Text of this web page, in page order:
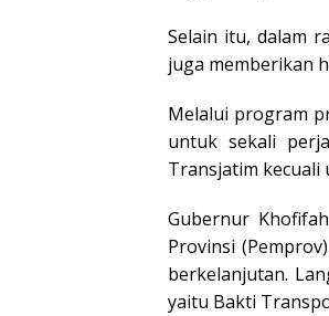
Selain itu, dalam
juga memberikan
Melalui program
untuk sekali
Transjatim kecuali
Gubernur
Provinsi
berkelanjutan.
yaitu Bakti